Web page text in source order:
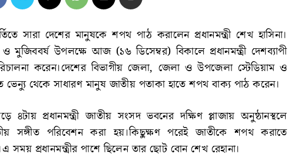
সারা দেশের মানুষকে শপথ পাঠ করালেন প্রধানমন্ত্রী শেখ হাসিনা।
ও মুজিববর্ষ উপলক্ষে আজ (১৬ ডিসেম্বর) বিকালে প্রধানমন্ত্রী দেশব্যাপী
করেন।দেশের বিভাগীয় জেলা, জেলা ও উপজেলা স্টেডিয়াম ও
ভেন্যু থেকে সাধারণ মানুষ জাতীয় পতাকা হাতে শপথ বাক্য পাঠ করেন।
প্রধানমন্ত্রী জাতীয় সংসদ ভবনের দক্ষিণ প্লাজায় অনুষ্ঠানস্থলে
সঙ্গীত পরিবেশন করা হয়।কিছুক্ষণ পরেই জাতীকে শপথ করাতে
সময় প্রধানমন্ত্রীর পাশে ছিলেন তার ছোট বোন শেখ রেহানা।